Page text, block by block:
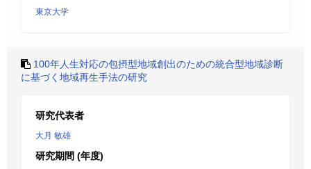
東京大学
100年人生対応の包摂型地域創出のための統合型地域診断
に基づく地域再生手法の研究
研究代表者
大月 敏雄
研究期間 (年度)